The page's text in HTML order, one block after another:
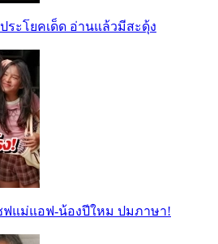
ระโยคเด็ด อ่านแล้วมีสะดุ้ง
ฟแม่แอฟ-น้องปีใหม ปมภาษา!